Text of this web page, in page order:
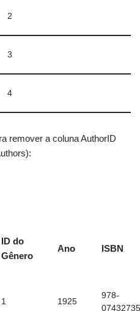
2
3
4
remover a coluna AuthorID
ID do
Gênero
Ano ISBN
1 1925
978-